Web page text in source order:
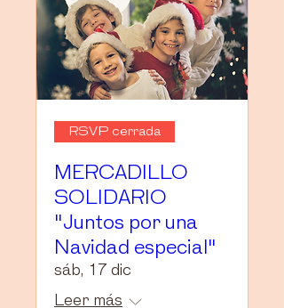
RSVP cerrada
MERCADILLO
SOLIDARIO
"Juntos por una
Navidad especial"
sáb, 17 dic
Leer más